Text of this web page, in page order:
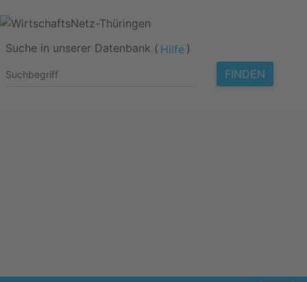
Suche in unserer Datenbank ( Hilfe )
FINDEN